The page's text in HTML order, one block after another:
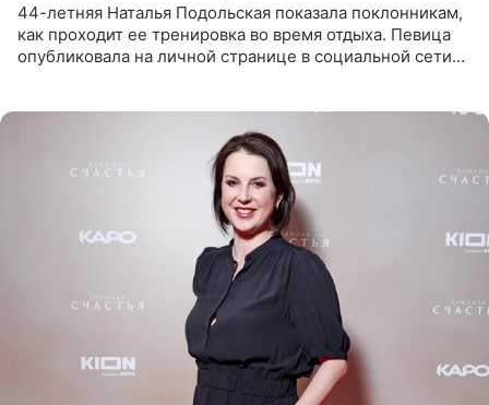
44-летняя Наталья Подольская показала поклонникам,
как проходит ее тренировка во время отдыха. Певица
опубликовала на личной странице в социальной сети